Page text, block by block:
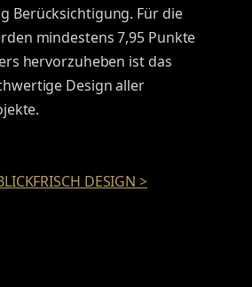
Berücksichtigung. Für die
mindestens 7,95 Punkte
hervorzuheben ist das
Design aller
DESIGN >